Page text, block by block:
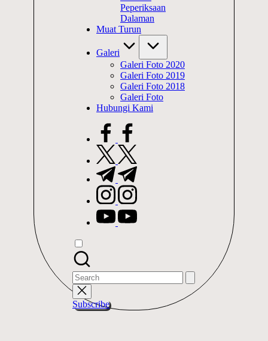
Peperiksaan
Dalaman
Muat Turun
Galeri
Galeri Foto 2020
Galeri Foto 2019
Galeri Foto 2018
Galeri Foto
Hubungi Kami
facebook.com
twitter.com
t.me
instagram.com
youtube.com
Search
for:
Subscribe